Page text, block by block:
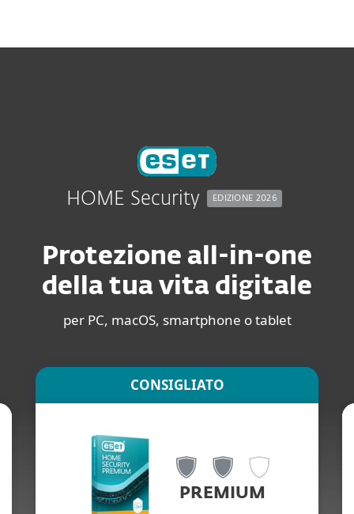
HOME Security EDIZIONE 2026
Protezione all-in-one
della tua vita digitale
per PC, macOS, smartphone o tablet
CONSIGLIATO
PREMIUM